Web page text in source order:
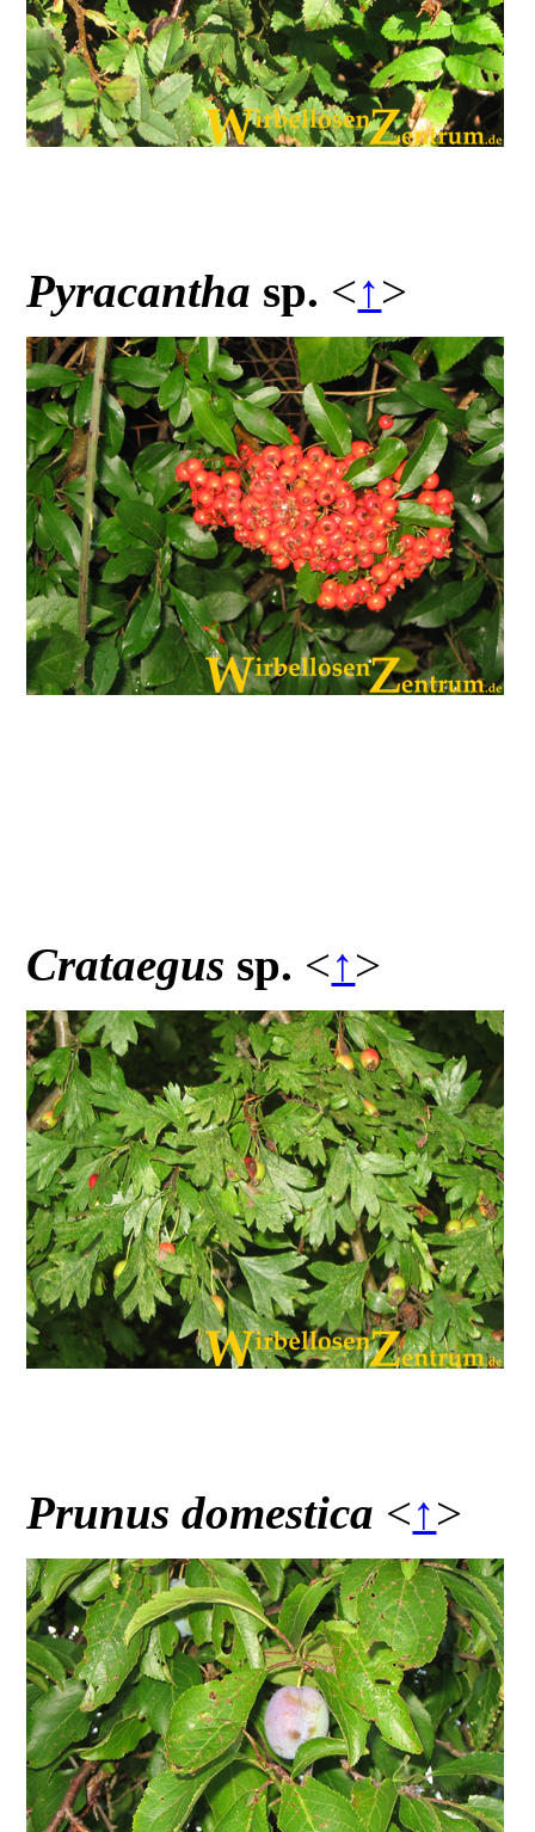
Pyracantha sp. <↑>
Crataegus sp. <↑>
Prunus domestica <↑>